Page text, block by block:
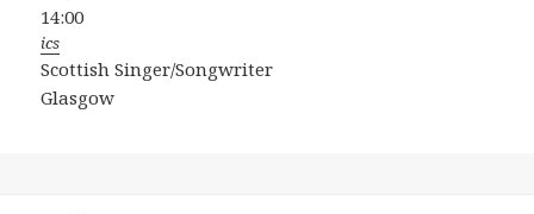
14:00
ics
Scottish Singer/Songwriter
Glasgow